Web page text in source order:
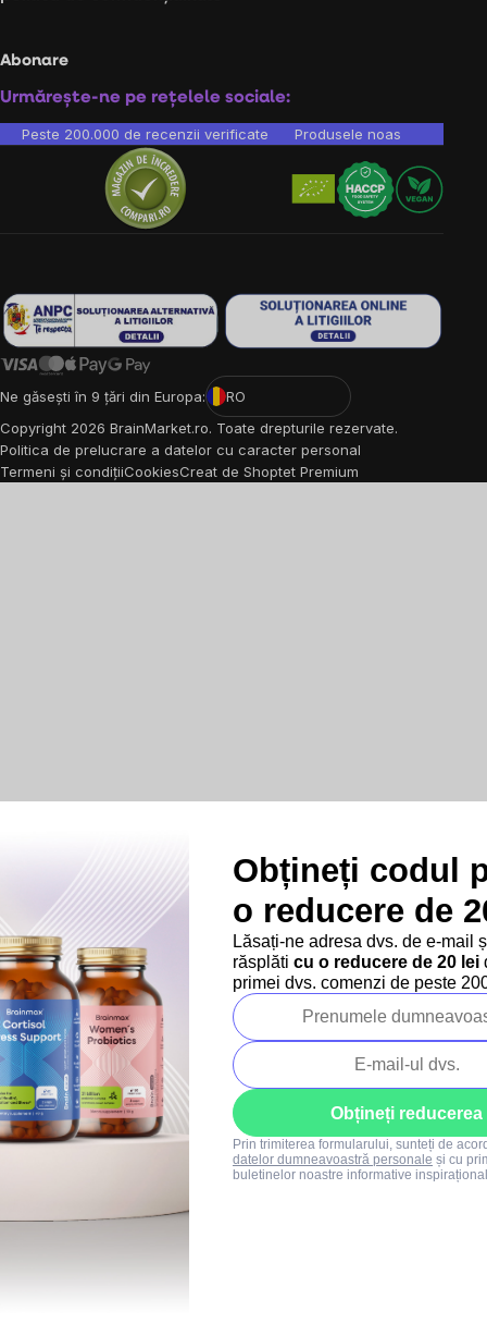
Abonare
Urmărește-ne pe rețelele sociale:
Peste 200.000 de recenzii verificate Produsele noastre sunt
Ne găsești în 9 țări din Europa:
RO
Copyright 2026 BrainMarket.ro. Toate drepturile rezervate.
Politica de prelucrare a datelor cu caracter personal
Termeni și condițiiCookiesCreat de Shoptet Premium
Obțineți codul
o reducere de
Lăsați-ne adresa dvs. de e-mail
răsplăti cu o reducere de 20 lei
primei dvs. comenzi de peste
Obțineți reducerea
Prin trimiterea formularului, sunteți de
datelor dumneavoastră personale și cu
buletinelor noastre informative